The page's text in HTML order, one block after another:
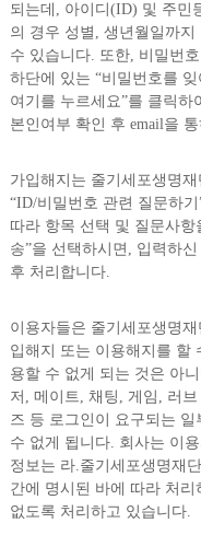
되는데, 아이디(ID) 및 주민
의 경우 성별, 생년월일까
수 있습니다. 또한, 비밀번
하단에 있는 “비밀번호를
여기를 누르세요”를 클릭
본인여부 확인 후 email을
가입해지는 줄기세포생명
“ID/비밀번호 관련 질문하
따라 항목 선택 및 질문사
송”을 선택하시면, 입력하
후 처리합니다.
이용자들은 줄기세포생명
입해지 또는 이용해지를 할
용할 수 없게 되는 것은 아
저, 메이트, 채팅, 게임, 러
즈 등 로그인이 요구되는
수 없게 됩니다. 회사는 이
정보는 라.줄기세포생명재
간에 명시된 바에 따라 처
없도록 처리하고 있습니다.